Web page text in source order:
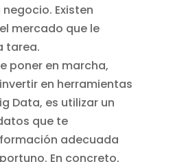
Existen
mercado que le
tarea.
poner en marcha,
en herramientas
Data, es utilizar un
que te
adecuada
En concreto,